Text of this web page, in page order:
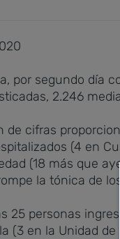
por segundo día
2.246
de cifras
(4 en
(18 más que
la tónica de
25 personas
(3 en la Unidad